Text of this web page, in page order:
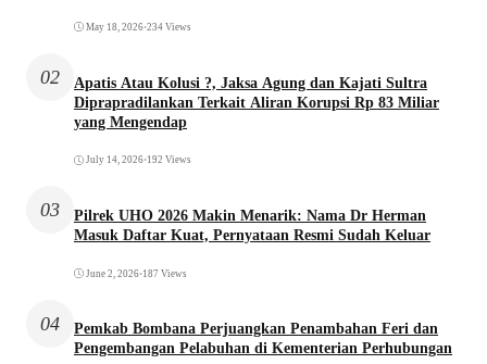
May 18, 2026•234 Views
02
Apatis Atau Kolusi ?, Jaksa Agung dan Kajati Sultra
Diprapradilankan Terkait Aliran Korupsi Rp 83 Miliar
yang Mengendap
July 14, 2026•192 Views
03
Pilrek UHO 2026 Makin Menarik: Nama Dr Herman
Masuk Daftar Kuat, Pernyataan Resmi Sudah Keluar
June 2, 2026•187 Views
04
Pemkab Bombana Perjuangkan Penambahan Feri dan
Pengembangan Pelabuhan di Kementerian Perhubungan